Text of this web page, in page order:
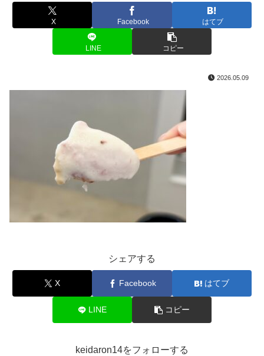
X Facebook はてブ
LINE コピー
2026.05.09
シェアする
X Facebook はてブ
LINE コピー
keidaron14をフォローする